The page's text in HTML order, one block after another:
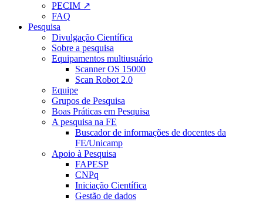
PECIM ↗
FAQ
Pesquisa
Divulgação Científica
Sobre a pesquisa
Equipamentos multiusuário
Scanner OS 15000
Scan Robot 2.0
Equipe
Grupos de Pesquisa
Boas Práticas em Pesquisa
A pesquisa na FE
Buscador de informações de docentes da
FE/Unicamp
Apoio à Pesquisa
FAPESP
CNPq
Iniciação Científica
Gestão de dados